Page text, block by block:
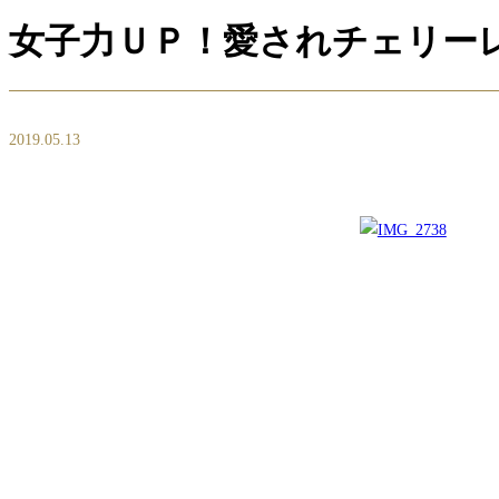
女子力ＵＰ！愛されチェリー
2019.05.13